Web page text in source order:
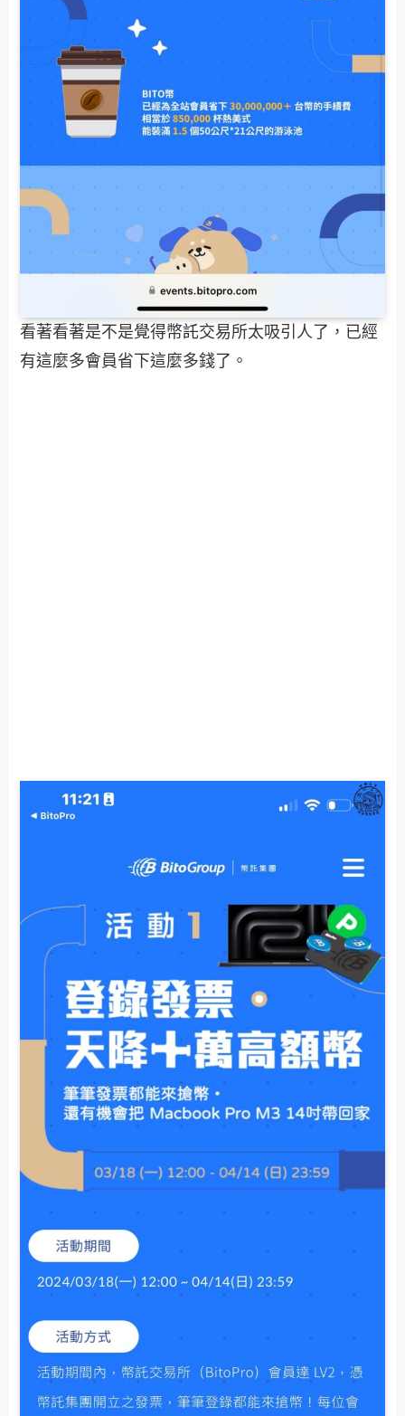
看著看著是不是覺得幣託交易所太吸引人了，已經
有這麼多會員省下這麼多錢了。